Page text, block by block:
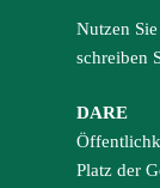
Nutzen
schreiben
DARE
Platz der